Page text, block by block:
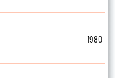
1980